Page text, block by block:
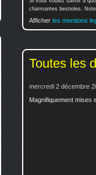
charmantes bestioles.
Afficher les mentions
Toutes les
mercredi 2 décembre
Magnifiquement mises